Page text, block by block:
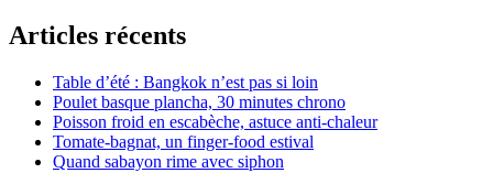
Articles récents
Table d’été : Bangkok n’est pas si loin
Poulet basque plancha, 30 minutes chrono
Poisson froid en escabèche, astuce anti-chaleur
Tomate-bagnat, un finger-food estival
Quand sabayon rime avec siphon